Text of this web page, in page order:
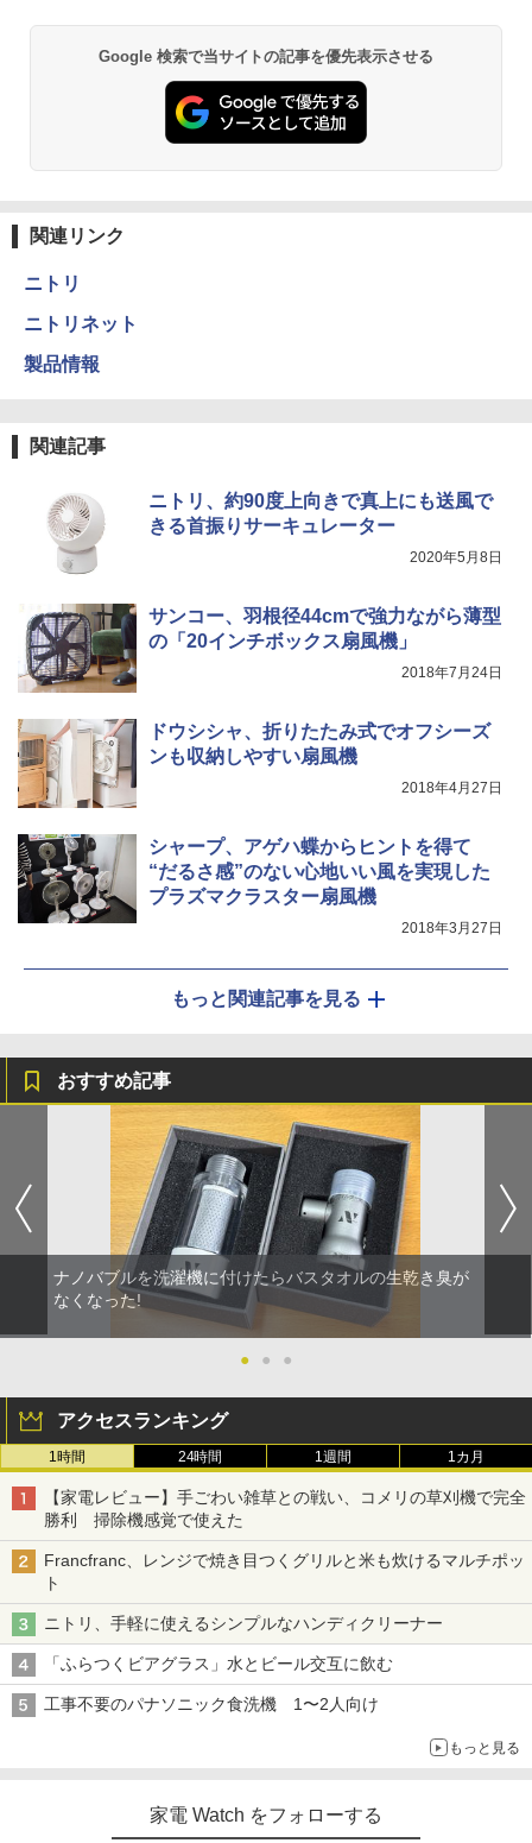
Google 検索で当サイトの記事を優先表示させる
関連リンク
ニトリ
ニトリネット
製品情報
関連記事
ニトリ、約90度上向きで真上にも送風で
きる首振りサーキュレーター
2020年5月8日
サンコー、羽根径44cmで強力ながら薄型
の「20インチボックス扇風機」
2018年7月24日
ドウシシャ、折りたたみ式でオフシーズ
ンも収納しやすい扇風機
2018年4月27日
シャープ、アゲハ蝶からヒントを得て
“だるさ感”のない心地いい風を実現した
プラズマクラスター扇風機
2018年3月27日
もっと関連記事を見る
おすすめ記事
ナノバブルを洗濯機に付けたらバスタオルの生乾き臭が
なくなった!
● ● ●
アクセスランキング
1時間 24時間 1週間 1カ月
【家電レビュー】手ごわい雑草との戦い、コメリの草刈機で完全
勝利 掃除機感覚で使えた
Francfranc、レンジで焼き目つくグリルと米も炊けるマルチポッ
ト
ニトリ、手軽に使えるシンプルなハンディクリーナー
「ふらつくビアグラス」水とビール交互に飲む
工事不要のパナソニック食洗機 1〜2人向け
もっと見る
家電 Watch をフォローする